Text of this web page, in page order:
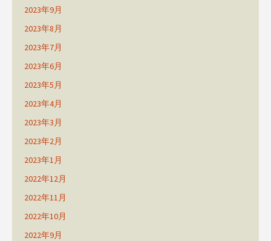
2023年9月
2023年8月
2023年7月
2023年6月
2023年5月
2023年4月
2023年3月
2023年2月
2023年1月
2022年12月
2022年11月
2022年10月
2022年9月